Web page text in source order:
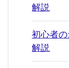
解説
初心者
解説